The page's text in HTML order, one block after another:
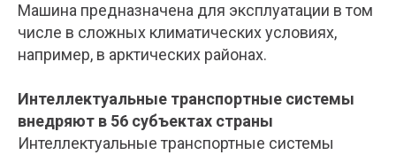
Машина предназначена для эксплуатации в том
числе в сложных климатических условиях,
например, в арктических районах.
Интеллектуальные транспортные системы
внедряют в 56 субъектах страны
Интеллектуальные транспортные системы